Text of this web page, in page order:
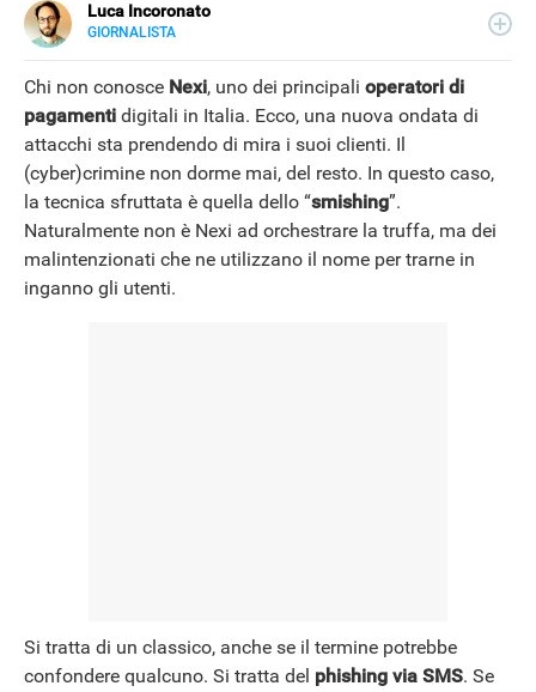
NEWS
Luca Incoronato
GIORNALISTA
LINKEDIN
accumulato esperienze in TV, redazioni giornalistiche
fisiche e online, così come in TV, come autore, giornalista
e copywriter. Per Libero Tecnologia scrivo nella sezione
Scienza.
Chi non conosce Nexi, uno dei principali operatori di
pagamenti digitali in Italia. Ecco, una nuova ondata di
attacchi sta prendendo di mira i suoi clienti. Il
(cyber)crimine non dorme mai, del resto. In questo caso,
la tecnica sfruttata è quella dello “smishing”.
Naturalmente non è Nexi ad orchestrare la truffa, ma dei
malintenzionati che ne utilizzano il nome per trarne in
inganno gli utenti.
Si tratta di un classico, anche se il termine potrebbe
confondere qualcuno. Si tratta del phishing via SMS. Se